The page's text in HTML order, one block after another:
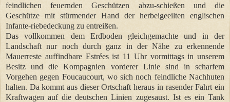
feindlichen feuernden Geschützen abzu-schießen und die
Geschütze mit stürmender Hand der herbeigeeilten englischen
Infante-riebedeckung zu entreißen.
Das vollkommen dem Erdboden gleichgemachte und in der
Landschaft nur noch durch ganz in der Nähe zu erkennende
Mauerreste auffindbare Estrées ist 11 Uhr vormittags in unserem
Besitz und die Kompagnien vorderer Linie sind in scharfem
Vorgehen gegen Foucaucourt, wo sich noch feindliche Nachhuten
halten. Da kommt aus dieser Ortschaft heraus in rasender Fahrt ein
Kraftwagen auf die deutschen Linien zugesaust. Ist es ein Tank